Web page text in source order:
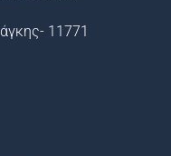
11771